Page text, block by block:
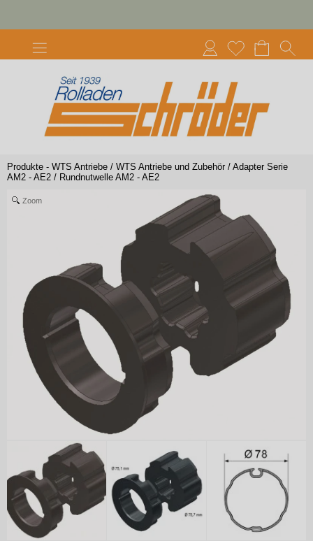
Produkte - WTS Antriebe / WTS Antriebe und Zubehör / Adapter Serie
AM2 - AE2 / Rundnutwelle AM2 - AE2
Zoom